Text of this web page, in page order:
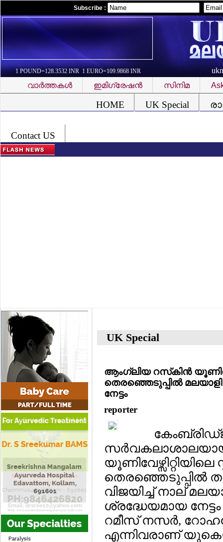
Subscribe :
1 POUND=128.3532 INR 1 EURO=109.9868 INR
വാര്‍ത്തകള്‍
ഇമിഗ്രേഷന്‍ സിനിമ
HOME UK Special
Contact US
UK Special
ആംഗ്ലിയ റസ്‌കിന്‍
തെരഞ്ഞെടുപ്പില്‍ മലയാളി
നേട്ടം
reporter
തെരഞ്ഞെടുപ്പില്‍
വിജയിച്ച് നാല്
ശ്രദ്ധേയമായ
റമീസ് നസര്‍,
എന്നിവരാണ്